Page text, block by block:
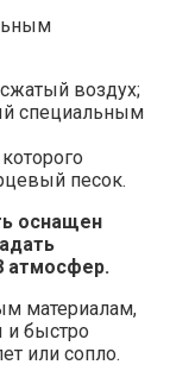
воздух;
специальным
песок.
оснащен
атмосфер.
материалам,
и быстро
или сопло.